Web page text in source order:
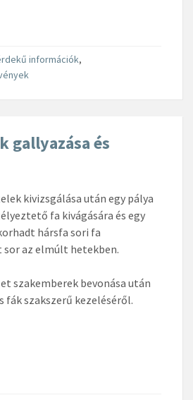
információk,
gallyazása és
kivizsgálása után egy pálya
fa kivágására és egy
hársfa sori fa
az elmúlt hetekben.
szakemberek bevonása után
fák szakszerű kezeléséről.